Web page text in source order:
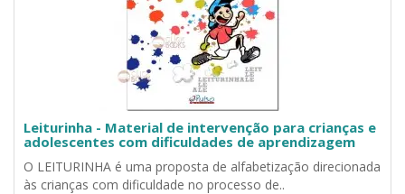
Leiturinha - Material de intervenção para crianças e
adolescentes com dificuldades de aprendizagem
O LEITURINHA é uma proposta de alfabetização direcionada
às crianças com dificuldade no processo de..